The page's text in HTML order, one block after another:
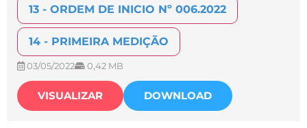
13 - ORDEM DE INICIO Nº 006.2022
14 - PRIMEIRA MEDIÇÃO
03/05/2022 0,42 MB
VISUALIZAR DOWNLOAD